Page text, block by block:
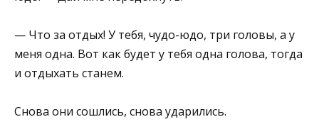
— Что за отдых! У тебя, чудо-юдо, три головы, а у
меня одна. Вот как будет у тебя одна голова, тогда
и отдыхать станем.
Снова они сошлись, снова ударились.